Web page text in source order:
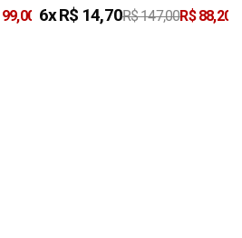
99,00 6 R$ 14,70R$147,00R$ 88,20